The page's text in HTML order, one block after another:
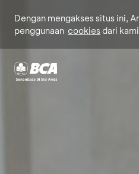
Dengan mengakses situs ini,
penggunaan cookies dari